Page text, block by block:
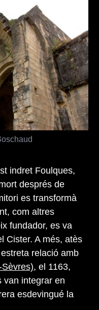
indret Foulques,
després de
es transformà
com altres
fundador, es va
Cister. A més, atès
relació amb
, el 1163,
van integrar en
esdevingué la